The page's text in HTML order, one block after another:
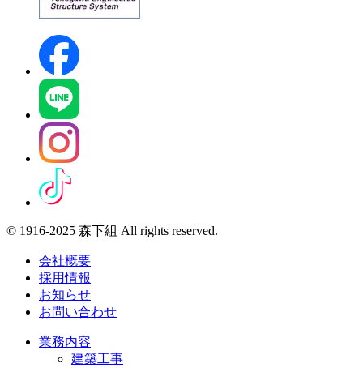
© 1916-2025 森下組 All rights reserved.
会社概要
採用情報
お知らせ
お問い合わせ
業務内容
建築工事